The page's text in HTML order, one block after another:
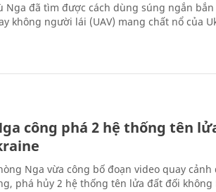
Nga đã tìm được cách dùng súng ngắn
không người lái (UAV) mang chất nổ của
công phá 2 hệ thống tên
Nga vừa công bố đoạn video quay
phá hủy 2 hệ thống tên lửa đất đối không